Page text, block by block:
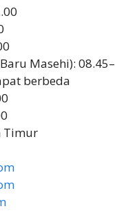
Masehi): 08.45–
berbeda
Timur